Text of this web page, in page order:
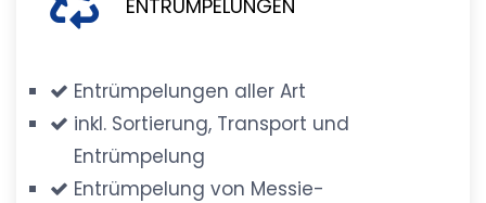
ENTRÜMPELUNGEN
Entrümpelungen aller Art
inkl. Sortierung, Transport und
Entrümpelung
Entrümpelung von Messie-